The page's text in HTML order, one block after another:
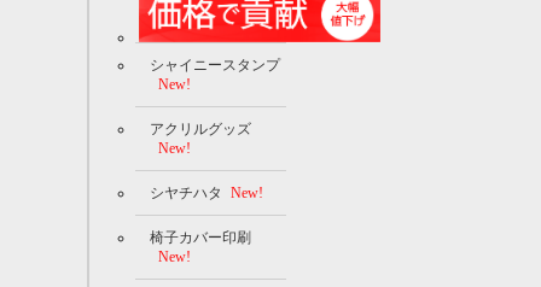
シャイニースタンプ
New!
アクリルグッズ
New!
シヤチハタ New!
椅子カバー印刷
New!